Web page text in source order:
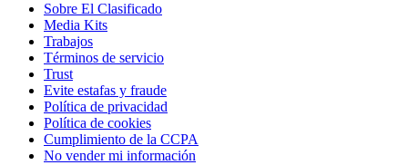
Sobre El Clasificado
Media Kits
Trabajos
Términos de servicio
Trust
Evite estafas y fraude
Política de privacidad
Política de cookies
Cumplimiento de la CCPA
No vender mi información